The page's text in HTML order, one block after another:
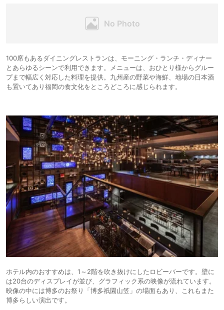
100席もあるダイニングレストランは、モーニング・ランチ・ディナー
とあらゆるシーンで利用できます。メニューは、おひとり様からグルー
プまで幅広く対応した料理を提供。九州産の野菜や海鮮、地場の日本酒
も置いてあり福岡の食文化をところどころに感じられます。
ホテル内のおすすめは、1～2階を吹き抜けにしたロビーバーです。壁に
は20台のディスプレイが並び、グラフィック系の映像が流れています。
映像の中には博多のお祭り「博多祇園山笠」の場面もあり、これもまた
博多らしい演出です。